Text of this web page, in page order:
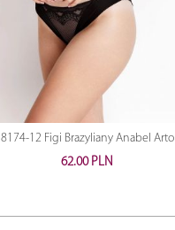
8174-12 Figi Brazyliany Anabel Arto
62.00 PLN